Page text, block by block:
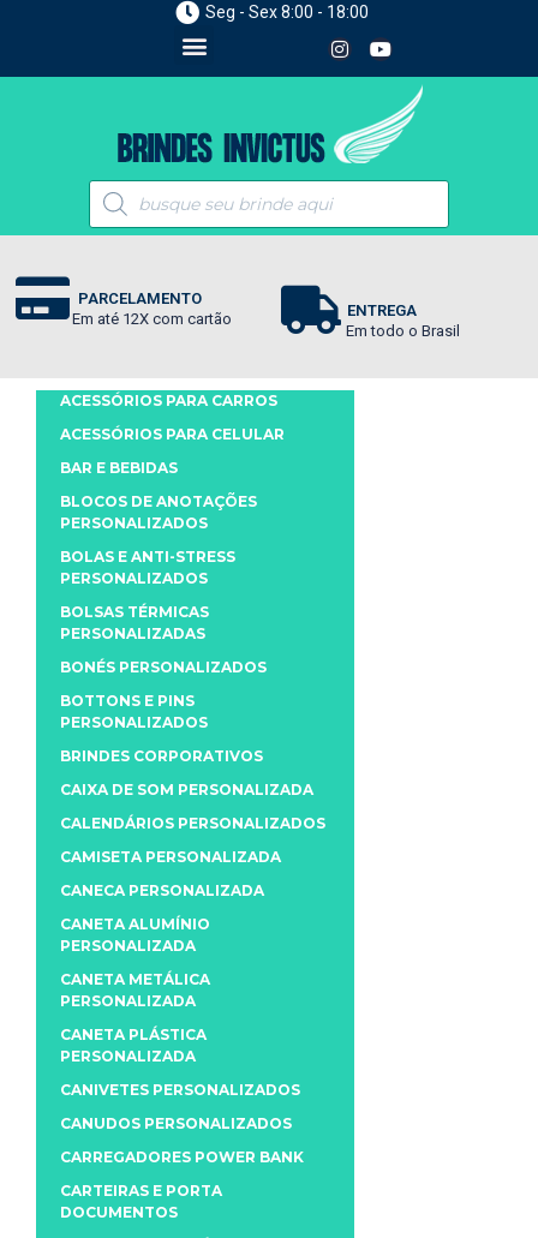
Seg - Sex 8:00 - 18:00
PARCELAMENTO
Em até 12X com cartão
ENTREGA
Em todo o Brasil
ACESSÓRIOS PARA CARROS
ACESSÓRIOS PARA CELULAR
BAR E BEBIDAS
BLOCOS DE ANOTAÇÕES
PERSONALIZADOS
BOLAS E ANTI-STRESS
PERSONALIZADOS
BOLSAS TÉRMICAS
PERSONALIZADAS
BONÉS PERSONALIZADOS
BOTTONS E PINS
PERSONALIZADOS
BRINDES CORPORATIVOS
CAIXA DE SOM PERSONALIZADA
CALENDÁRIOS PERSONALIZADOS
CAMISETA PERSONALIZADA
CANECA PERSONALIZADA
CANETA ALUMÍNIO
PERSONALIZADA
CANETA METÁLICA
PERSONALIZADA
CANETA PLÁSTICA
PERSONALIZADA
CANIVETES PERSONALIZADOS
CANUDOS PERSONALIZADOS
CARREGADORES POWER BANK
CARTEIRAS E PORTA
DOCUMENTOS